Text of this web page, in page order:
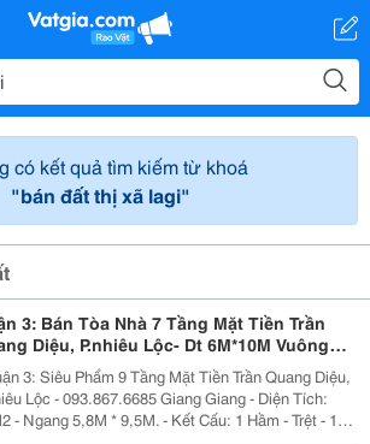
có kết quả tìm kiếm từ khoá
"bán đất thị xã lagi"
3: Bán Tòa Nhà 7 Tầng Mặt Tiền Trần
Diệu, P.nhiêu Lộc- Dt 6M*10M Vuông
Nhà 2 Mt Thoáng- Chính Chủ Chào Giá
32T3: Siêu Phẩm 9 Tầng Mặt Tiền Trần Quang Diệu,
Lộc - 093.867.6685 Giang Giang - Diện Tích:
- Ngang 5,8M * 9,5M. - Kết Cấu: 1 Hầm - Trệt - 1